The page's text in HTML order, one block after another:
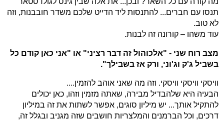
תנסו עם חברים... להתנסות ליד הדייט שלכם משדר חובבנות, וזה
לא טוב.
עוד משהו – קורונה זה לבנות.
מצב רוח שני - "אלכוהול זה דבר רציני" או "אני כאן קודם כל
בשביל ג'ק וג'וני, ורק אז בשבילך".
וויסקי וויסקי וויסקי. וזה מה שאני אוהב להזמין....
הבעיה היא שלהבדיל מבירה, שאתה מזמין וזהו, כאן יכולים
להתקיל אותך... יש מיליון סוגים, אפשר לשתות את זה במיליון
דרכים, וכל הברמנים והמלצריות חושבים שזה מגניב ובגלל זה,